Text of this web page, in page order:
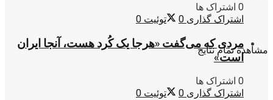
مشاهده تمام نتایج
0 اشتراک ها
اشتراک گذاری 0 توئیت 0
مردی که می‌گفت «هرجا یک کُرد هست، آنجا ایران
است»
0 اشتراک ها
اشتراک گذاری 0 توئیت 0